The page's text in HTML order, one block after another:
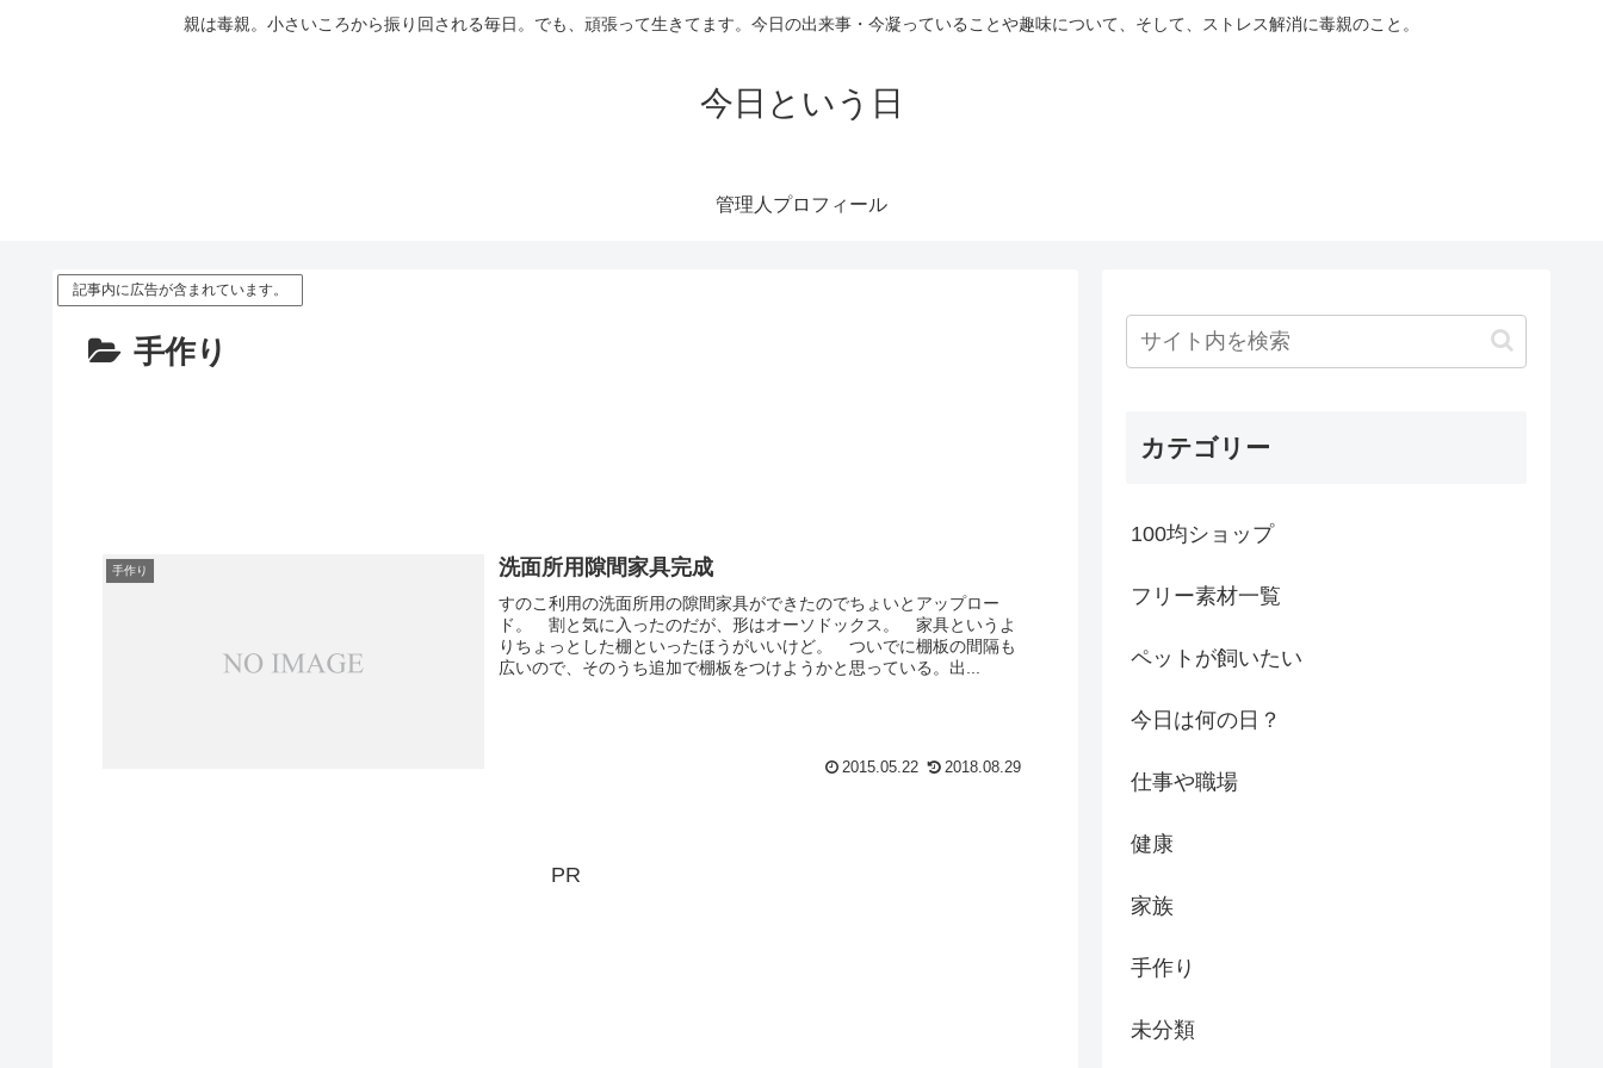
親は毒親。小さいころから振り回される毎日。でも、頑張って生きてます。今日の出来事・今凝っていることや趣味について、そして、ストレス解消に毒親のこと。
今日という日
管理人プロフィール
記事内に広告が含まれています。
手作り
手作り 洗面所用隙間家具完成
すのこ利用の洗面所用の隙間家具ができたのでちょいとアップロー
ド。 割と気に入ったのだが、形はオーソドックス。 家具というよ
りちょっとした棚といったほうがいいけど。 ついでに棚板の間隔も
広いので、そのうち追加で棚板をつけようかと思っている。出...
2015.05.22 2018.08.29
PR
カテゴリー
100均ショップ
フリー素材一覧
ペットが飼いたい
今日は何の日？
仕事や職場
健康
家族
手作り
未分類